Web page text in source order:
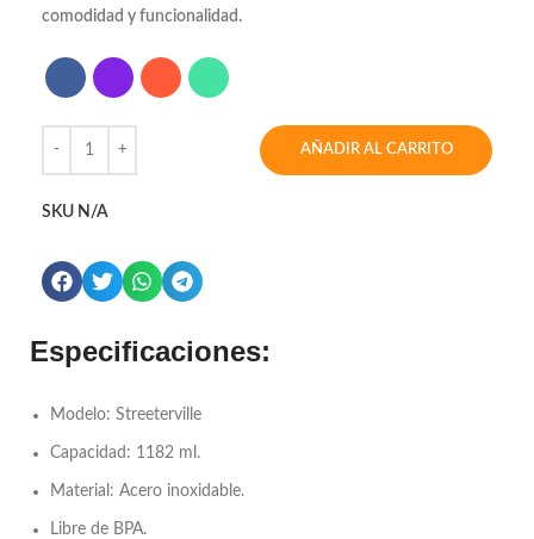
comodidad y funcionalidad.
AÑADIR AL CARRITO
SKU N/A
Especificaciones:
Modelo: Streeterville
Capacidad: 1182 ml.
Material: Acero inoxidable.
Libre de BPA.